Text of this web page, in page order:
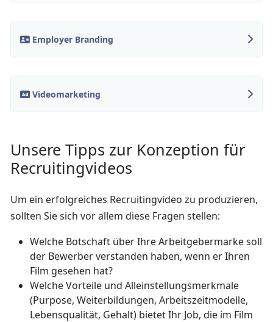
Employer Branding
Videomarketing
Unsere Tipps zur Konzeption für
Recruitingvideos
Um ein erfolgreiches Recruitingvideo zu produzieren,
sollten Sie sich vor allem diese Fragen stellen:
Welche Botschaft über Ihre Arbeitgebermarke soll
der Bewerber verstanden haben, wenn er Ihren
Film gesehen hat?
Welche Vorteile und Alleinstellungsmerkmale
(Purpose, Weiterbildungen, Arbeitszeitmodelle,
Lebensqualität, Gehalt) bietet Ihr Job, die im Film